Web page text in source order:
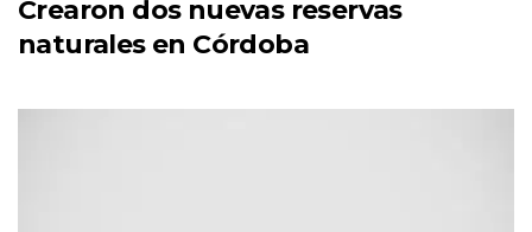
Crearon dos nuevas reservas
naturales en Córdoba